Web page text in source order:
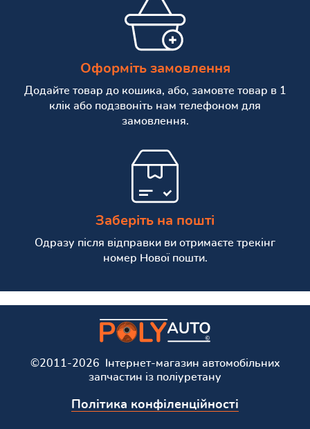
Оформіть замовлення
Додайте товар до кошика, або, замовте товар в 1
клік або подзвоніть нам телефоном для
замовлення.
Заберіть на пошті
Одразу після відправки ви отримаєте трекінг
номер Нової пошти.
©2011-2026 Інтернет-магазин автомобільних
запчастин із поліуретану
Політика конфіленційності